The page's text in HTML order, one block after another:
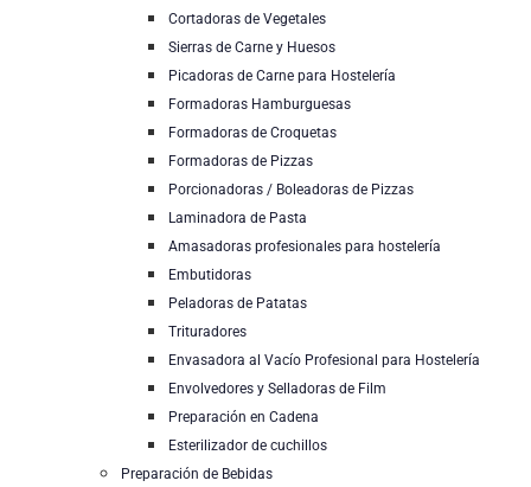
Cortadoras de Vegetales
Sierras de Carne y Huesos
Picadoras de Carne para Hostelería
Formadoras Hamburguesas
Formadoras de Croquetas
Formadoras de Pizzas
Porcionadoras / Boleadoras de Pizzas
Laminadora de Pasta
Amasadoras profesionales para hostelería
Embutidoras
Peladoras de Patatas
Trituradores
Envasadora al Vacío Profesional para Hostelería
Envolvedores y Selladoras de Film
Preparación en Cadena
Esterilizador de cuchillos
Preparación de Bebidas